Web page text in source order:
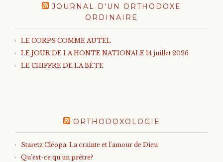
JOURNAL D’UN ORTHODOXE
ORDINAIRE
LE CORPS COMME AUTEL
LE JOUR DE LA HONTE NATIONALE 14 juillet 2026
LE CHIFFRE DE LA BÊTE
ORTHODOXOLOGIE
Staretz Cléopa: La crainte et l'amour de Dieu
Qu'est-ce qu'un prêtre?